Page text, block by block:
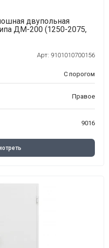
двупольная
ДМ-200 (1250-2075,
Арт: 9101010700156
С порогом
Правое
9016